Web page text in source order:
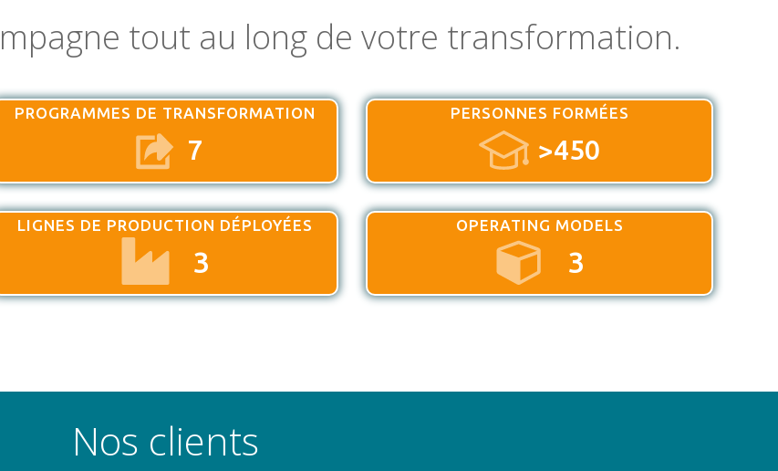
tout au long de votre transformation.
PROGRAMMES DE TRANSFORMATION
7
PERSONNES FORMÉES
>450
LIGNES DE PRODUCTION DÉPLOYÉES
3
OPERATING MODELS
3
Nos clients